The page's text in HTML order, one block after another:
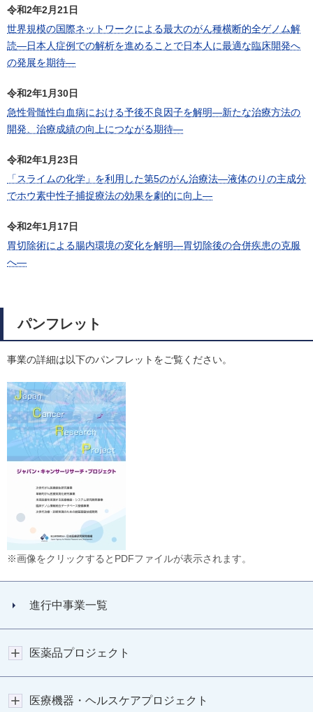
令和2年2月21日
世界規模の国際ネットワークによる最大のがん種横断的全ゲノム解
読―日本人症例での解析を進めることで日本人に最適な臨床開発へ
の発展を期待―
令和2年1月30日
急性骨髄性白血病における予後不良因子を解明―新たな治療方法の
開発、治療成績の向上につながる期待―
令和2年1月23日
「スライムの化学」を利用した第5のがん治療法―液体のりの主成分
でホウ素中性子捕捉療法の効果を劇的に向上―
令和2年1月17日
胃切除術による腸内環境の変化を解明―胃切除後の合併疾患の克服
へ―
パンフレット
事業の詳細は以下のパンフレットをご覧ください。
※画像をクリックするとPDFファイルが表示されます。
進行中事業一覧
医薬品プロジェクト
医療機器・ヘルスケアプロジェクト